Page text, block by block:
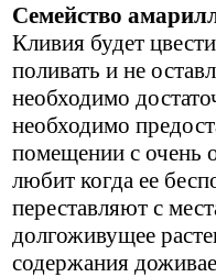
Семейство
Кливия будет
поливать и не
необходимо
необходимо
помещении с очень
любит когда ее
переставляют с
долгоживущее
содержания